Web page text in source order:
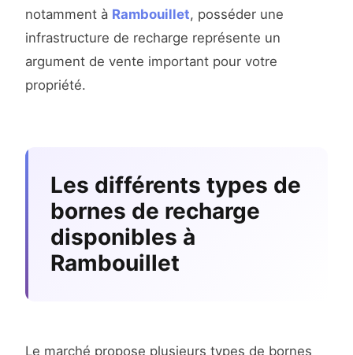
notamment à Rambouillet, posséder une
infrastructure de recharge représente un
argument de vente important pour votre
propriété.
Les différents types de
bornes de recharge
disponibles à
Rambouillet
Le marché propose plusieurs types de bornes